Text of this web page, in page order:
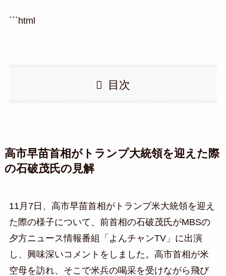
```html
目次
高市早苗首相がトランプ大統領を迎えた際
の石破茂氏の見解
11月7日、高市早苗首相がトランプ米大統領を迎え
た際の様子について、前首相の石破茂氏がMBSの
夕方ニュース情報番組「よんチャンTV」に出演
し、興味深いコメントをしました。高市首相が米
空母を訪れ、そこで米兵の喝采を受けながら飛び